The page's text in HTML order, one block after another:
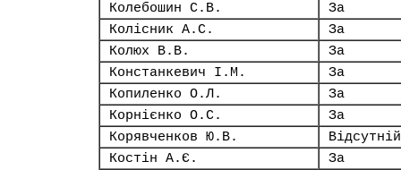
Колебошин С.В.
За
Колісник А.С.
За
Колюх В.В.
За
Констанкевич І.М.
За
Копиленко О.Л.
За
Корнієнко О.С.
За
Корявченков Ю.В.
Відсутній
Костін А.Є.
За